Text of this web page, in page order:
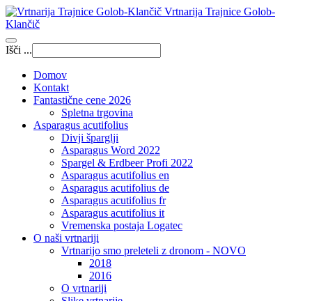
Vrtnarija Trajnice Golob-
Klančič
Išči ...
Domov
Kontakt
Fantastične cene 2026
Spletna trgovina
Asparagus acutifolius
Divji šparglji
Asparagus Word 2022
Spargel & Erdbeer Profi 2022
Asparagus acutifolius en
Asparagus acutifolius de
Asparagus acutifolius fr
Asparagus acutifolius it
Vremenska postaja Logatec
O naši vrtnariji
Vrtnarijo smo preleteli z dronom - NOVO
2018
2016
O vrtnariji